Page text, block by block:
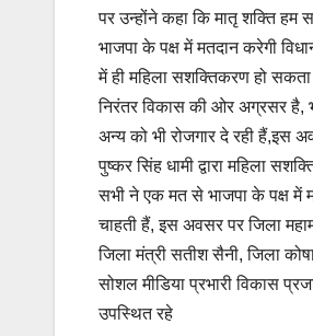
पर उन्होंने कहा कि मातृ शक्ति
भाजपा के पक्ष में मतदान करेगी
में ही महिला सशक्तिकरण हो
निरंतर विकास की ओर अग्रसर है,
अन्य को भी रोजगार दे रही हैं,इस
पुष्कर सिंह धामी द्वारा महिला
सभी ने एक मत से भाजपा के पक्ष में
चाहती हैं, इस अवसर पर जिला
जिला मंत्री सतीश सैनी, जिला
सोशल मीडिया प्रभारी विकास
उपस्थित रहे